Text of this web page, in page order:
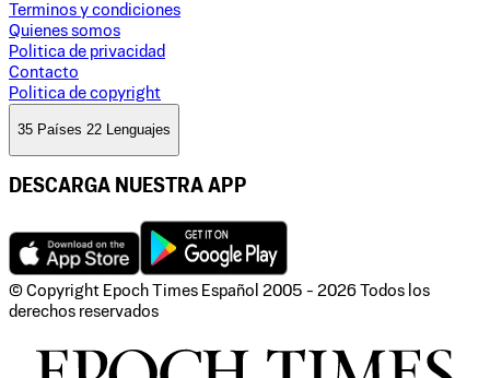
Terminos y condiciones
Quienes somos
Politica de privacidad
Contacto
Politica de copyright
35 Países 22 Lenguajes
DESCARGA NUESTRA APP
© Copyright Epoch Times Español 2005 - 2026 Todos los
derechos reservados